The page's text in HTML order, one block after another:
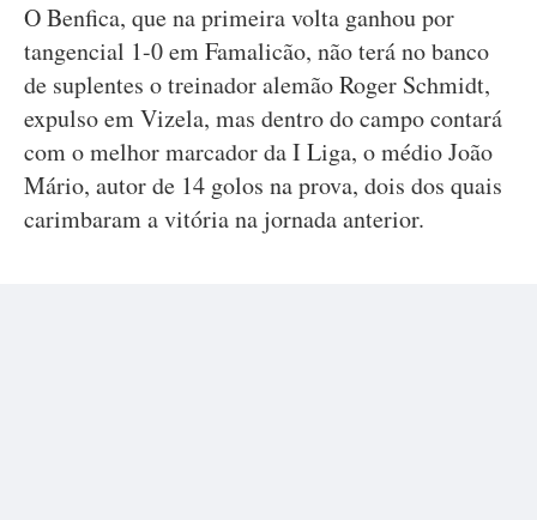
O Benfica, que na primeira volta ganhou por
tangencial 1-0 em Famalicão, não terá no banco
de suplentes o treinador alemão Roger Schmidt,
expulso em Vizela, mas dentro do campo contará
com o melhor marcador da I Liga, o médio João
Mário, autor de 14 golos na prova, dois dos quais
carimbaram a vitória na jornada anterior.